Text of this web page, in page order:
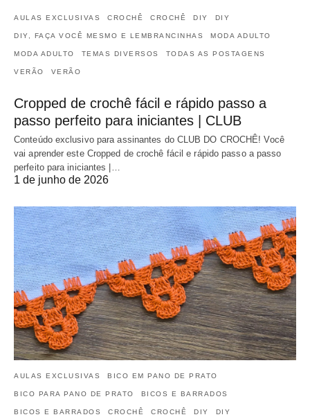
AULAS EXCLUSIVAS CROCHÊ CROCHÊ DIY DIY
DIY, FAÇA VOCÊ MESMO E LEMBRANCINHAS MODA ADULTO
MODA ADULTO TEMAS DIVERSOS TODAS AS POSTAGENS
VERÃO VERÃO
Cropped de crochê fácil e rápido passo a
passo perfeito para iniciantes | CLUB
Conteúdo exclusivo para assinantes do CLUB DO CROCHÊ! Você
vai aprender este Cropped de crochê fácil e rápido passo a passo
perfeito para iniciantes |…
1 de junho de 2026
AULAS EXCLUSIVAS BICO EM PANO DE PRATO
BICO PARA PANO DE PRATO BICOS E BARRADOS
BICOS E BARRADOS CROCHÊ CROCHÊ DIY DIY